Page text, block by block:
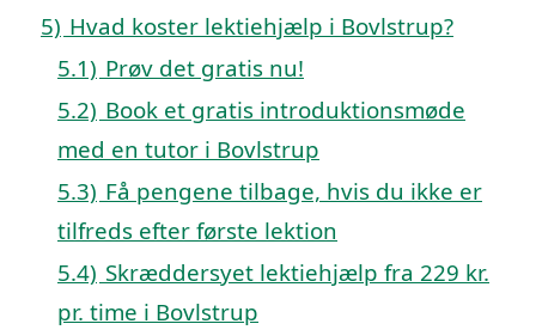
5) Hvad koster lektiehjælp i Bovlstrup?
5.1) Prøv det gratis nu!
5.2) Book et gratis introduktionsmøde
med en tutor i Bovlstrup
5.3) Få pengene tilbage, hvis du ikke er
tilfreds efter første lektion
5.4) Skræddersyet lektiehjælp fra 229 kr.
pr. time i Bovlstrup